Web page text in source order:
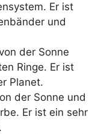
Er ist
und
der Sonne
Ringe. Er ist
Planet.
der Sonne und
Er ist ein sehr